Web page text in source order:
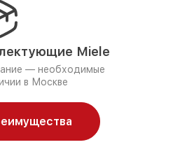
Miele
— необходимые
в Москве